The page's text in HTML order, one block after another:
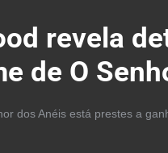
revela
de O
dos Anéis está prestes a